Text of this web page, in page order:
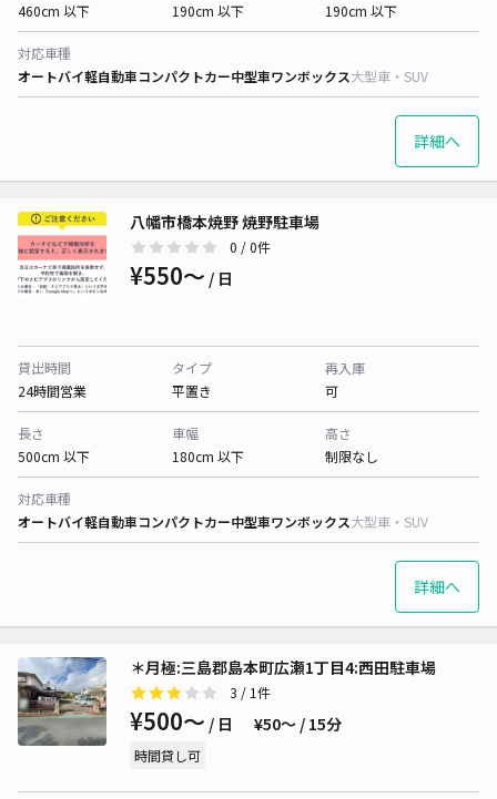
460cm 以下
190cm 以下
190cm 以下
対応車種
オートバイ軽自動車コンパクトカー中型車ワンボックス大型車・SUV
詳細へ
八幡市橋本焼野 焼野駐車場
0 / 0件
¥550〜 / 日
貸出時間
24時間営業
タイプ
平置き
再入庫
可
長さ
500cm 以下
車幅
180cm 以下
高さ
制限なし
対応車種
オートバイ軽自動車コンパクトカー中型車ワンボックス大型車・SUV
詳細へ
＊月極:三島郡島本町広瀬1丁目4:西田駐車場
3 / 1件
¥500〜 / 日 ¥50〜 / 15分
時間貸し可